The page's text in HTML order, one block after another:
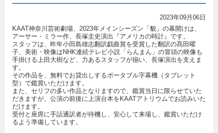
2023年09月06日
KAAT神奈川芸術劇場、2023年メインシーズン「貌」の幕開けは、
アーサー・ミラー作、長塚圭史演出『アメリカの時計』です。
スタッフは、昨年小田島雄志翻訳戯曲賞を受賞した翻訳の髙田曜
子、美術・映像はNHK連続テレビ小説「らんまん」の冒頭の映像も
手掛ける上田大樹など、力あるスタッフが揃い、長塚演出を支えま
す。
その作品を、無料でお貸出しするポータブル字幕機（タブレット
型）で鑑賞いただけます。
また、セリフの多い作品となりますので、鑑賞当日に限らせていた
だきますが、公演の前後に上演台本をKAATアトリウムでお読みいた
だけます。
受付と座席に手話通訳者が待機し、安心して来場し、鑑賞いただけ
るよう準備しています。